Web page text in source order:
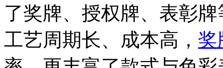
了奖牌、授权牌、表彰
工艺周期长、成本高， 奖